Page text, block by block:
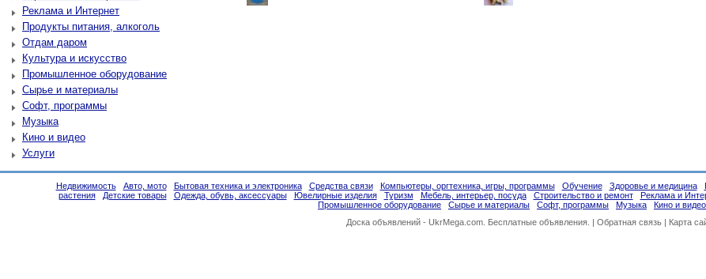
Реклама и Интернет
Продукты питания, алкоголь
Отдам даром
Культура и искусство
Промышленное оборудование
Сырье и материалы
Софт, программы
Музыка
Кино и видео
Услуги
Недвижимость Авто, мото Бытовая техника и электроника Средства связи Компьютеры, оргтехника, игры, программы Обучение Здоровье и медицина
растения
Детские товары Одежда, обувь, аксессуары Ювелирные изделия Туризм Мебель, интерьер, посуда Строительство и ремонт Реклама и
Промышленное оборудование
Сырье и материалы Софт, программы Музыка Кино и видео
Доска объявлений - UkrMega.com. Бесплатные объявления. | Обратная связь| Карта